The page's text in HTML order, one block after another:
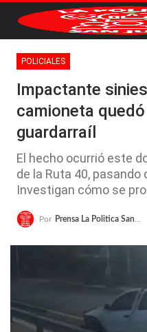
POLICIALES
Impactante
camioneta
guardarraíl
El hecho ocurrió este
de la Ruta 40, pasando
Investigan cómo se
Por Prensa La Politica San Juan